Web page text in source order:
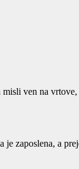
ven na
zaposlena, a